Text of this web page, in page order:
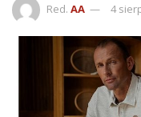
Red. AA 4